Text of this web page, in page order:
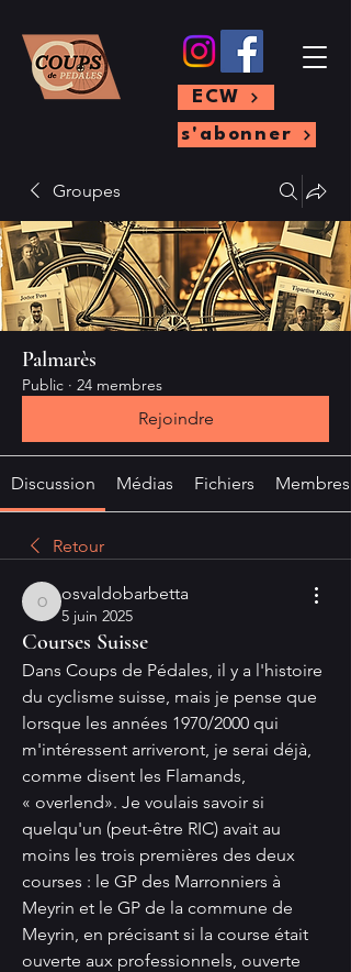
s'abonner
ECW
Groupes
Palmarès
Public · 24 membres
Rejoindre
Discussion Médias Fichiers Membres
Retour
osvaldobarbetta
osvaldobarbetta
5 juin 2025
Courses Suisse
Dans Coups de Pédales, il y a l'histoire
du cyclisme suisse, mais je pense que
lorsque les années 1970/2000 qui
m'intéressent arriveront, je serai déjà,
comme disent les Flamands,
« overlend». Je voulais savoir si
quelqu'un (peut-être RIC) avait au
moins les trois premières des deux
courses : le GP des Marronniers à
Meyrin et le GP de la commune de
Meyrin, en précisant si la course était
ouverte aux professionnels, ouverte